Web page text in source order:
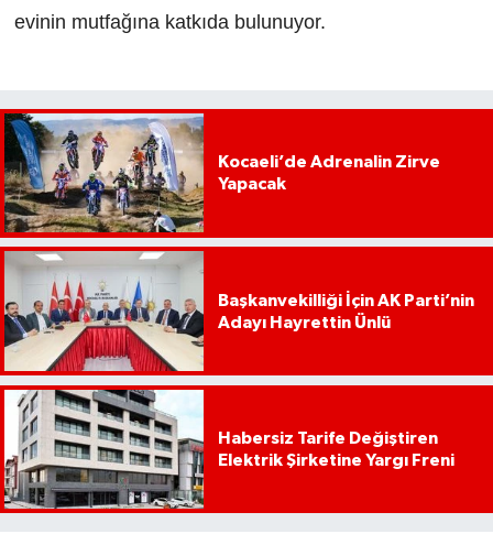
evinin mutfağına katkıda bulunuyor.
Kocaeli’de Adrenalin Zirve
Yapacak
Başkanvekilliği İçin AK Parti’nin
Adayı Hayrettin Ünlü
Habersiz Tarife Değiştiren
Elektrik Şirketine Yargı Freni